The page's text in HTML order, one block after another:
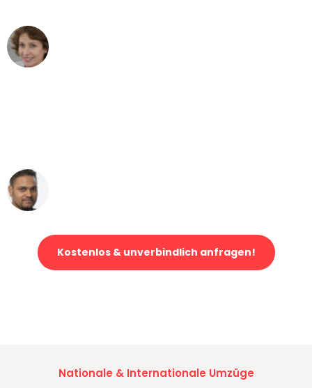
Kostenlos & unverbindlich anfragen!
Nationale & Internationale Umzüge